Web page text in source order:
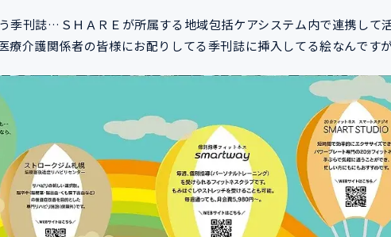
季刊誌…ＳＨＡＲＥが所属する地域包括ケアシステム内で連携して
療介護関係者の皆様にお配りしてる季刊誌に挿入してる絵なんです